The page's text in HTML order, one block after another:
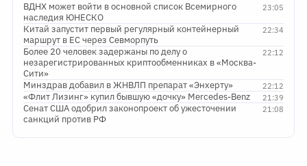
23:05
ВДНХ может войти в основной список Всемирного
наследия ЮНЕСКО
22:34
Китай запустит первый регулярный контейнерный
маршрут в ЕС через Севморпуть
22:12
Более 20 человек задержаны по делу о
незарегистрированных криптообменниках в «Москва-
Сити»
22:12
Минздрав добавил в ЖНВЛП препарат «Энхерту»
21:39
«Флит Лизинг» купил бывшую «дочку» Mercedes-Benz
21:08
Сенат США одобрил законопроект об ужесточении
санкций против РФ